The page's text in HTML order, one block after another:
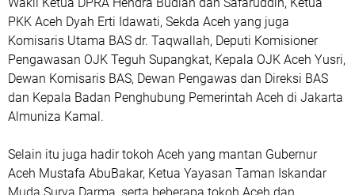
PKK Aceh Dyah Erti Idawati, Sekda Aceh yang juga
Komisaris Utama BAS dr. Taqwallah, Deputi Komisioner
Pengawasan OJK Teguh Supangkat, Kepala OJK Aceh Yusri,
Dewan Komisaris BAS, Dewan Pengawas dan Direksi BAS
dan Kepala Badan Penghubung Pemerintah Aceh di Jakarta
Almuniza Kamal.
Selain itu juga hadir tokoh Aceh yang mantan Gubernur
Aceh Mustafa AbuBakar, Ketua Yayasan Taman Iskandar